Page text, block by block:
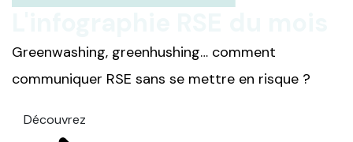
Greenwashing, greenhushing… comment
communiquer RSE sans se mettre en risque ?
Découvrez